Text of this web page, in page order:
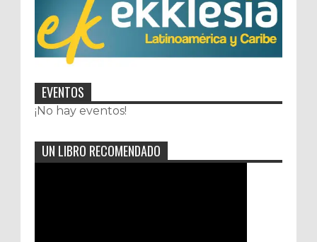
EVENTOS
¡No hay eventos!
UN LIBRO RECOMENDADO